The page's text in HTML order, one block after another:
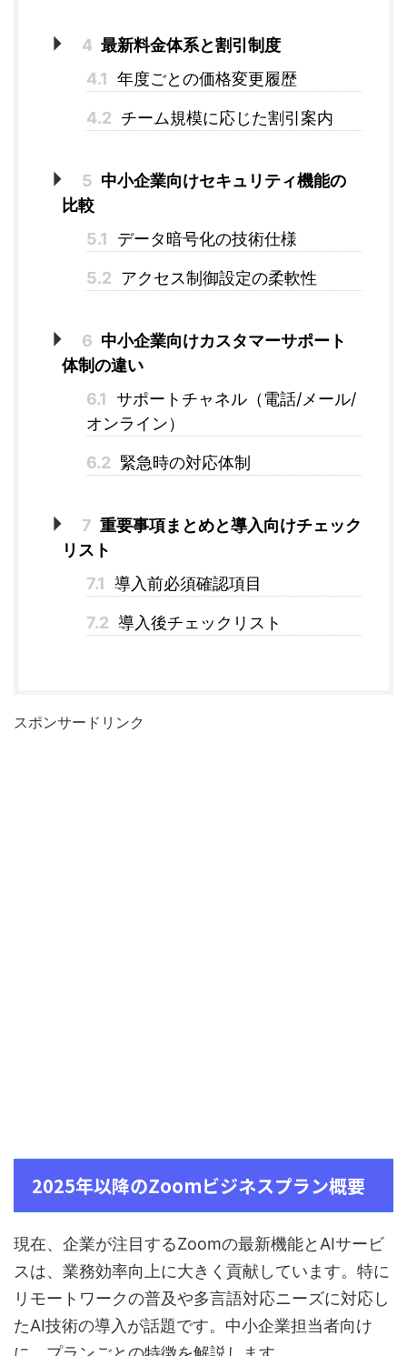
4 最新料金体系と割引制度
4.1 年度ごとの価格変更履歴
4.2 チーム規模に応じた割引案内
5 中小企業向けセキュリティ機能の
比較
5.1
データ暗号化の技術仕様
5.2 アクセス制御設定の柔軟性
6 中小企業向けカスタマーサポート
体制の違い
6.1 サポートチャネル（電話/メール/
オンライン）
6.2 緊急時の対応体制
7 重要事項まとめと導入向けチェック
リスト
7.1 導入前必須確認項目
7.2 導入後チェックリスト
スポンサードリンク
2025年以降のZoomビジネスプラン概要
現在、企業が注目するZoomの最新機能とAIサービ
スは、業務効率向上に大きく貢献しています。特に
リモートワークの普及や多言語対応ニーズに対応し
たAI技術の導入が話題です。中小企業担当者向け